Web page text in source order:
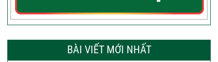
BÀI VIẾT MỚI NHẤT